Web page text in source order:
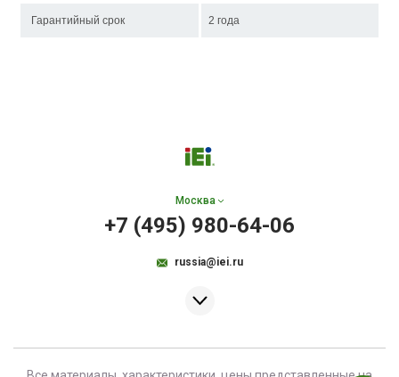
Гарантийный срок 2 года
Москва
+7 (495) 980-64-06
russia@iei.ru